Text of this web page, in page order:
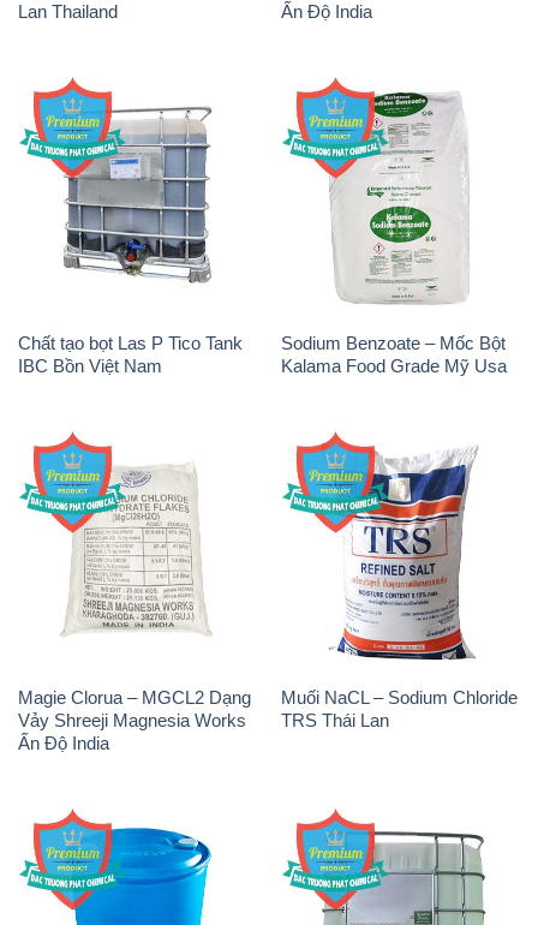
Lan Thailand Ấn Độ India
Chất tạo bọt Las P Tico Tank
IBC Bồn Việt Nam
Sodium Benzoate – Mốc Bột
Kalama Food Grade Mỹ Usa
Magie Clorua – MGCL2 Dạng
Vảy Shreeji Magnesia Works
Ấn Độ India
Muối NaCL – Sodium Chloride
TRS Thái Lan